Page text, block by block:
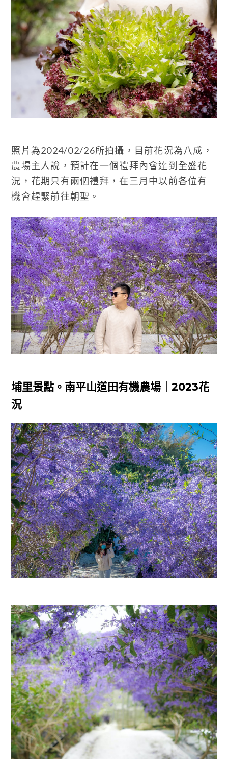
照片為2024/02/26所拍攝，目前花況為八成，
農場主人說，預計在一個禮拜內會達到全盛花
況，花期只有兩個禮拜，在三月中以前各位有
機會趕緊前往朝聖。
埔里景點。南平山道田有機農場｜2023花
況